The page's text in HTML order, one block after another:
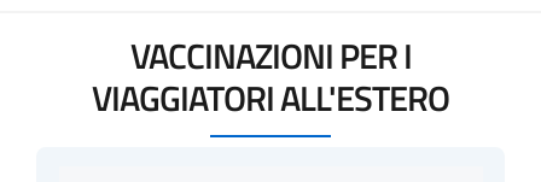
VACCINAZIONI PER I
VIAGGIATORI ALL'ESTERO